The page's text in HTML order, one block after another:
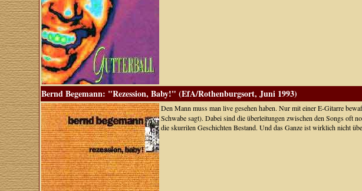
Bernd Begemann: "Rezession, Baby!" (EfA/Rothenburgsort, Juni 1993)
Den Mann muss man live gesehen haben. Nur mit einer E-Gitarre
Schwabe sagt). Dabei sind die überleitungen zwischen den Songs oft
die skurrilen Geschichten Bestand. Und das Ganze ist wirklich nicht